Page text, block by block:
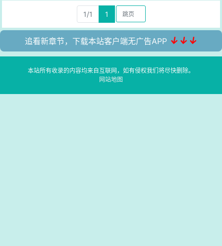
1/1 1
追看新章节，下载本站客户端无广告APP ↓↓↓
本站所有收录的内容均来自互联网，如有侵权我们将尽快删除。
网站地图